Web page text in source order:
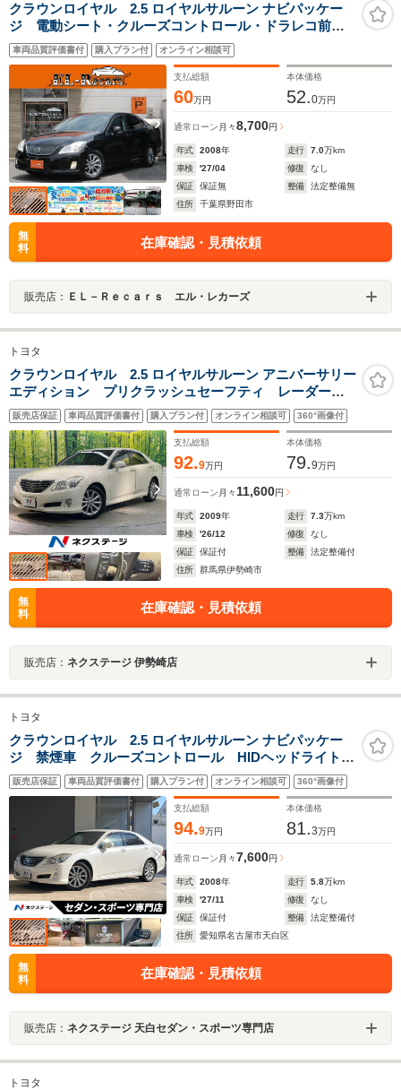
クラウンロイヤル 2.5 ロイヤルサルーン ナビパッケー
ジ 電動シート・クルーズコントロール・ドラレコ前
後・コーナーセンサー・サイドカメラ・バックカメラ・
純正HDDナビ・フルセグ・Bluetooth音楽・スマートキ
ー・プッシュスタート・ウッドコンビステアリング
車両品質評価書付 購入プラン付 オンライン相談可
支払総額
60万円
本体価格
52.0万円
通常ローン 月々8,700円
年式 2008年 走行 7.0万km
車検
'27/04 修復
なし
保証
保証無 整備
法定整備無
住所
千葉県野田市
無
料
在庫確認・見積依頼
販売店： ＥＬ－Ｒｅｃａｒｓ エル・レカーズ
トヨタ
クラウンロイヤル 2.5 ロイヤルサルーン アニバーサリー
エディション プリクラッシュセーフティ レーダーク
ルーズコントロール 全ドアイージークローザー 電動
チルトステアリング 禁煙車 メーカーHDDナビ HID
ヘッドライト 純正17インチアルミホイール
販売店保証 車両品質評価書付 購入プラン付 オンライン相談可 360°画像付
支払総額
92.9万円
本体価格
79.9万円
通常ローン 月々 11,600円
年式 2009年 走行 7.3万km
車検
'26/12 修復
なし
保証
保証付 整備
法定整備付
住所
群馬県伊勢崎市
無
料
在庫確認・見積依頼
販売店： ネクステージ 伊勢崎店
トヨタ
クラウンロイヤル 2.5 ロイヤルサルーン ナビパッケー
ジ 禁煙車 クルーズコントロール HIDヘッドライト
純正17インチAW ウッドコンビステアリング 電動チル
トテレスコピック パワーシート HDDナビゲーション
システム スーパーライブサウンドシステム
販売店保証 車両品質評価書付 購入プラン付 オンライン相談可 360°画像付
支払総額
94.9万円
本体価格
81.3万円
通常ローン 月々7,600円
年式 2008年 走行 5.8万km
車検
'27/11 修復
なし
保証
保証付 整備
法定整備付
住所
愛知県名古屋市天白区
無
料
在庫確認・見積依頼
販売店： ネクステージ 天白セダン・スポーツ専門店
トヨタ